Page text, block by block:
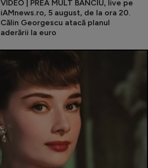
VIDEO | PREA MULT BANCIU, live pe
iAMnews.ro, 5 august, de la ora 20.
Călin Georgescu atacă planul
aderării la euro